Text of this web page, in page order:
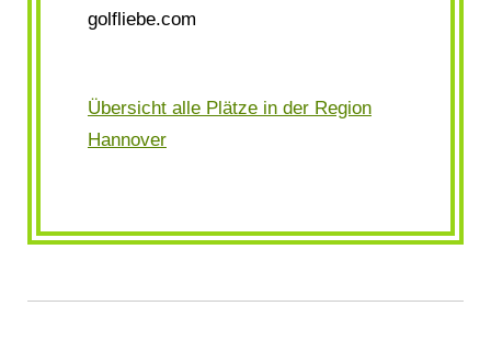
golfliebe.com
Übersicht alle Plätze in der Region
Hannover